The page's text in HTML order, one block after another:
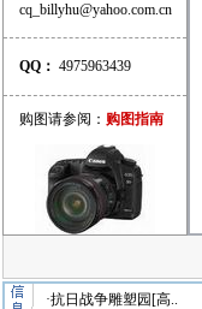
cq_billyhu@yahoo.com.cn
QQ： 4975963439
购图请参阅： 购图指南
·抗日战争雕塑园[高..